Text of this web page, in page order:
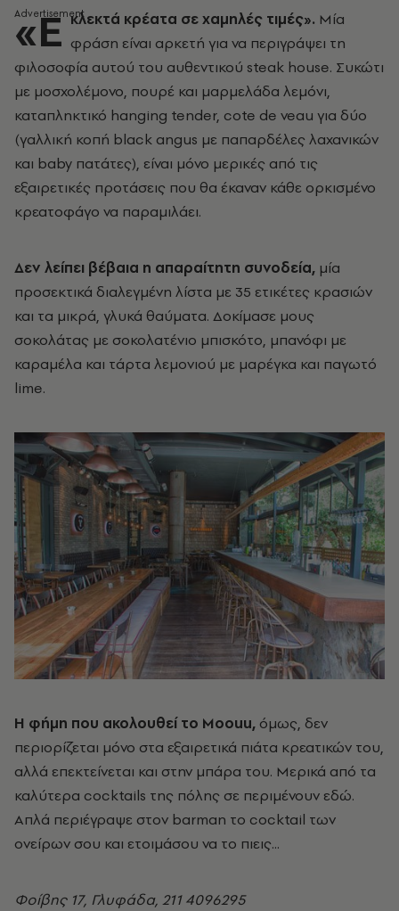
«Ε κλεκτά κρέατα σε χαμηλές τιμές». Μία
φράση είναι αρκετή για να περιγράψει τη
φιλοσοφία αυτού του αυθεντικού steak house. Συκώτι
με μοσχολέμονο, πουρέ και μαρμελάδα λεμόνι,
καταπληκτικό hanging tender, cote de veau για δύο
(γαλλική κοπή black angus με παπαρδέλες λαχανικών
και baby πατάτες), είναι μόνο μερικές από τις
εξαιρετικές προτάσεις που θα έκαναν κάθε ορκισμένο
κρεατοφάγο να παραμιλάει.
Δεν λείπει βέβαια η απαραίτητη συνοδεία, μία
προσεκτικά διαλεγμένη λίστα με 35 ετικέτες κρασιών
και τα μικρά, γλυκά θαύματα. Δοκίμασε μους
σοκολάτας με σοκολατένιο μπισκότο, μπανόφι με
καραμέλα και τάρτα λεμονιού με μαρέγκα και παγωτό
lime.
Η φήμη που ακολουθεί το Moouu, όμως, δεν
περιορίζεται μόνο στα εξαιρετικά πιάτα κρεατικών του,
αλλά επεκτείνεται και στην μπάρα του. Μερικά από τα
καλύτερα cocktails της πόλης σε περιμένουν εδώ.
Απλά περιέγραψε στον barman το cocktail των
ονείρων σου και ετοιμάσου να το πιεις...
Φοίβης 17, Γλυφάδα, 211 4096295